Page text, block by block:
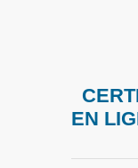
EN